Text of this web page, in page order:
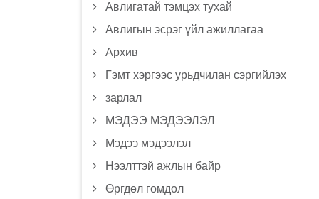
Авлигатай тэмцэх тухай
Авлигын эсрэг үйл ажиллагаа
Архив
Гэмт хэргээс урьдчилан сэргийлэх
зарлал
МЭДЭЭ МЭДЭЭЛЭЛ
Мэдээ мэдээлэл
Нээлттэй ажлын байр
Өргдөл гомдол